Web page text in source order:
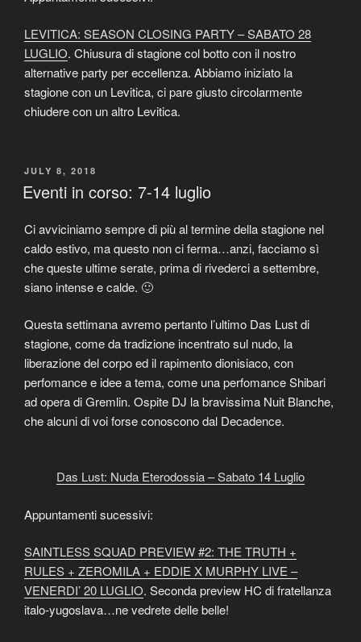
LEVITICA: SEASON CLOSING PARTY – SABATO 28
LUGLIO. Chiusura di stagione col botto con il nostro
alternative party per eccellenza. Abbiamo iniziato la
stagione con un Levitica, ci pare giusto circolarmente
chiudere con un altro Levitica.
POSTED
ON
JULY 8, 2018
Eventi in corso: 7-14 luglio
Ci avviciniamo sempre di più al termine della stagione nel
caldo estivo, ma questo non ci ferma…anzi, facciamo sì
che queste ultime serate, prima di rivederci a settembre,
siano intense e calde. 🙂
Questa settimana avremo pertanto l’ultimo Das Lust di
stagione, come da tradizione incentrato sul nudo, la
liberazione del corpo ed il rapimento dionisiaco, con
perfomance e idee a tema, come una perfomance Shibari
ad opera di Gremlin. Ospite DJ la bravissima Nuit Blanche,
che alcuni di voi forse conoscono dal Decadence.
Das Lust: Nuda Eterodossia – Sabato 14 Luglio
Appuntamenti sucessivi:
SAINTLESS SQUAD PREVIEW #2: THE TRUTH +
RULES + ZEROMILA + EDDIE X MURPHY LIVE –
VENERDI’ 20 LUGLIO. Seconda preview HC di fratellanza
italo-yugoslava…ne vedrete delle belle!